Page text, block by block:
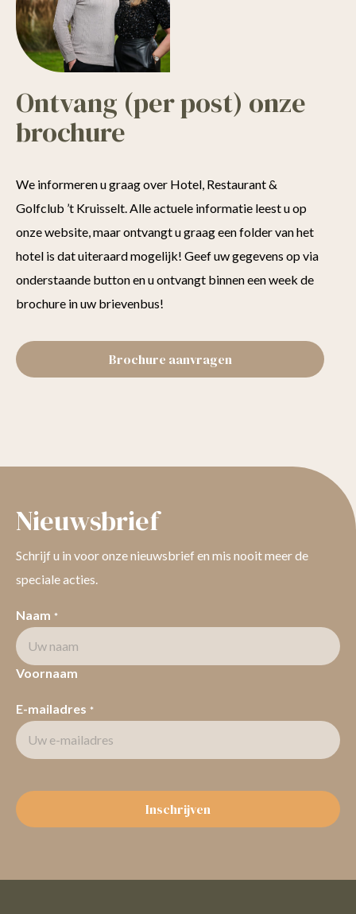
Ontvang (per post) onze
brochure
We informeren u graag over Hotel, Restaurant &
Golfclub ’t Kruisselt. Alle actuele informatie leest u op
onze website, maar ontvangt u graag een folder van het
hotel is dat uiteraard mogelijk! Geef uw gegevens op via
onderstaande button en u ontvangt binnen een week de
brochure in uw brievenbus!
Brochure aanvragen
Nieuwsbrief
Schrijf u in voor onze nieuwsbrief en mis nooit meer de
speciale acties.
Naam *
Voornaam
E-mailadres *
Inschrijven